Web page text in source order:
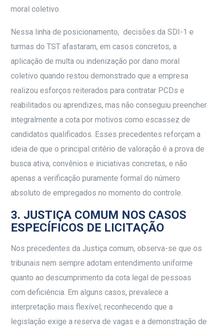
moral coletivo.
Nessa linha de posicionamento, decisões da SDI-1 e
turmas do TST afastaram, em casos concretos, a
aplicação de multa ou indenização por dano moral
coletivo quando restou demonstrado que a empresa
realizou esforços reiterados para contratar PCDs e
reabilitados ou aprendizes, mas não conseguiu preencher
integralmente a cota por motivos como escassez de
candidatos qualificados. Esses precedentes reforçam a
ideia de que o principal critério de valoração é a prova de
busca ativa, convênios e iniciativas concretas, e não
apenas a verificação puramente formal do número
absoluto de empregados no momento do controle.
3. JUSTIÇA COMUM NOS CASOS
ESPECÍFICOS DE LICITAÇÃO
Nos precedentes da Justiça comum, observa-se que os
tribunais nem sempre adotam entendimento uniforme
quanto ao descumprimento da cota legal de pessoas
com deficiência. Em alguns casos, prevalece a
interpretação mais flexível, reconhecendo que a
legislação exige a reserva de vagas e a demonstração de